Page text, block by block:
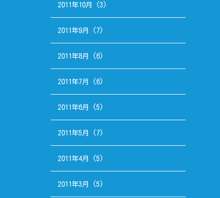
2011年10月 (3)
2011年9月 (7)
2011年8月 (6)
2011年7月 (6)
2011年6月 (5)
2011年5月 (7)
2011年4月 (5)
2011年3月 (5)